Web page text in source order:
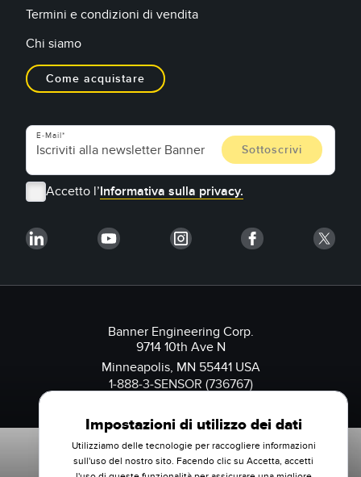
Termini e condizioni di vendita
Chi siamo
Come acquistare
E-Mail
Accetto l’Informativa sulla privacy.
Banner Engineering Corp.
9714 10th Ave N
Minneapolis, MN 55441 USA
1-888-3-SENSOR (736767)
Impostazioni di utilizzo dei dati
Utilizziamo delle tecnologie per raccogliere informazioni
sull'uso del nostro sito. Facendo clic su Accetta, accetti